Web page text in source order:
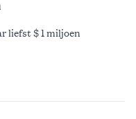
liefst $ 1 miljoen